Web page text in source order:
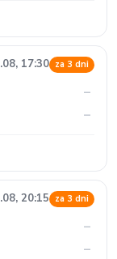
17:30 za 3 dni
–
–
20:15 za 3 dni
–
–